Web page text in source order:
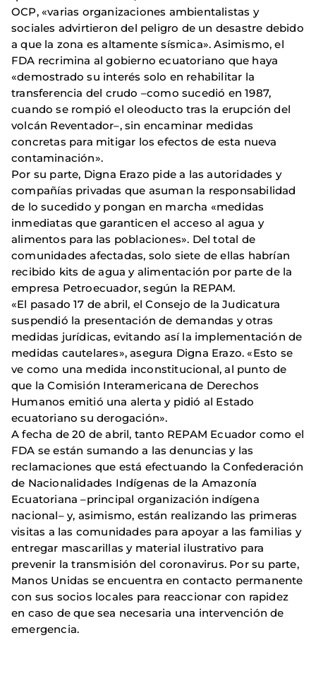
OCP, «varias organizaciones ambientalistas y
sociales advirtieron del peligro de un desastre debido
a que la zona es altamente sísmica». Asimismo, el
FDA recrimina al gobierno ecuatoriano que haya
«demostrado su interés solo en rehabilitar la
transferencia del crudo –como sucedió en 1987,
cuando se rompió el oleoducto tras la erupción del
volcán Reventador–, sin encaminar medidas
concretas para mitigar los efectos de esta nueva
contaminación».
Por su parte, Digna Erazo pide a las autoridades y
compañías privadas que asuman la responsabilidad
de lo sucedido y pongan en marcha «medidas
inmediatas que garanticen el acceso al agua y
alimentos para las poblaciones». Del total de
comunidades afectadas, solo siete de ellas habrían
recibido kits de agua y alimentación por parte de la
empresa Petroecuador, según la REPAM.
«El pasado 17 de abril, el Consejo de la Judicatura
suspendió la presentación de demandas y otras
medidas jurídicas, evitando así la implementación de
medidas cautelares», asegura Digna Erazo. «Esto se
ve como una medida inconstitucional, al punto de
que la Comisión Interamericana de Derechos
Humanos emitió una alerta y pidió al Estado
ecuatoriano su derogación».
A fecha de 20 de abril, tanto REPAM Ecuador como el
FDA se están sumando a las denuncias y las
reclamaciones que está efectuando la Confederación
de Nacionalidades Indígenas de la Amazonía
Ecuatoriana –principal organización indígena
nacional– y, asimismo, están realizando las primeras
visitas a las comunidades para apoyar a las familias y
entregar mascarillas y material ilustrativo para
prevenir la transmisión del coronavirus. Por su parte,
Manos Unidas se encuentra en contacto permanente
con sus socios locales para reaccionar con rapidez
en caso de que sea necesaria una intervención de
emergencia.